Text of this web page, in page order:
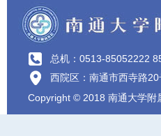
总机：0513-85052222
西院区：南通市西寺路
Copyright © 2018 南通大学附